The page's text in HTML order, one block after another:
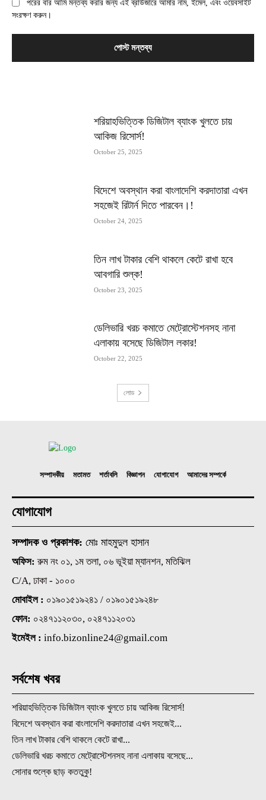
পরের বার আমি মন্তব্য করার জন্য এই ব্রাউজারে আমার নাম, ইমেল, এবং ওয়েবসাইট
সংরক্ষণ করুন।
শরিয়াহভিত্তিক ডিজিটাল ব্যাংক খুলতে চায়
আকিজ রিসোর্স!
October 25, 2025
বিদেশে অবস্থান করা বাংলাদেশি করদাতারা এখন
সহজেই রিটার্ন দিতে পারবেন।!
October 24, 2025
তিন লাখ টাকার বেশি থাকলে কেটে রাখা হবে
আবগারি শুল্ক!
October 23, 2025
ডেলিভারি খরচ কমাতে মেট্রোস্টেশনসহ নানা
এলাকায় বসেছে ডিজিটাল লকার!
October 22, 2025
লোড
সম্পাদকীয় মতামত শর্তাবলি বিজ্ঞাপন যোগাযোগ আমাদের সম্পর্কে
যোগাযোগ
সম্পাদক ও প্রকাশক: মোঃ মাহমুদুল হাসান
অফিস:রুম নং ০১, ১ম তলা, ০৬ ভূইয়া ম্যানশন, মতিঝিল
C/A, ঢাকা - ১০০০
মোবাইল : ০১৯০১৫১৯২৪১ / ০১৯০১৫১৯২৪৮
ফোন: ০২৪৭১১২০৩০, ০২৪৭১১২০৩১
ইমেইল : info.bizonline24@gmail.com
সর্বশেষ খবর
শরিয়াহভিত্তিক ডিজিটাল ব্যাংক খুলতে চায় আকিজ রিসোর্স!
বিদেশে অবস্থান করা বাংলাদেশি করদাতারা এখন সহজেই...
তিন লাখ টাকার বেশি থাকলে কেটে রাখা...
ডেলিভারি খরচ কমাতে মেট্রোস্টেশনসহ নানা এলাকায় বসেছে...
সোনার শুল্কে ছাড় কততুকু!